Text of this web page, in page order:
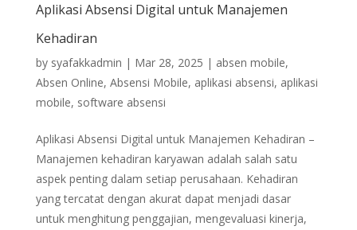
Aplikasi Absensi Digital untuk Manajemen
Kehadiran
by syafakkadmin | Mar 28, 2025 | absen mobile,
Absen Online, Absensi Mobile, aplikasi absensi, aplikasi
mobile, software absensi
Aplikasi Absensi Digital untuk Manajemen Kehadiran –
Manajemen kehadiran karyawan adalah salah satu
aspek penting dalam setiap perusahaan. Kehadiran
yang tercatat dengan akurat dapat menjadi dasar
untuk menghitung penggajian, mengevaluasi kinerja,